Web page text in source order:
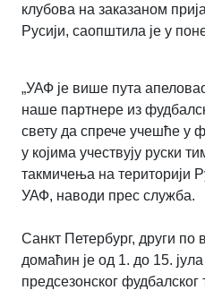
клубова на заказаном
Русији, саопштила је у
„УАФ је више пута
наше партнере из
свету да спрече учешће у
у којима учествују руски
такмичења на територији
УАФ, наводи прес служба.
Санкт Петербург, други по
домаћин је од 1. до 15.
предсезонског фудбалског